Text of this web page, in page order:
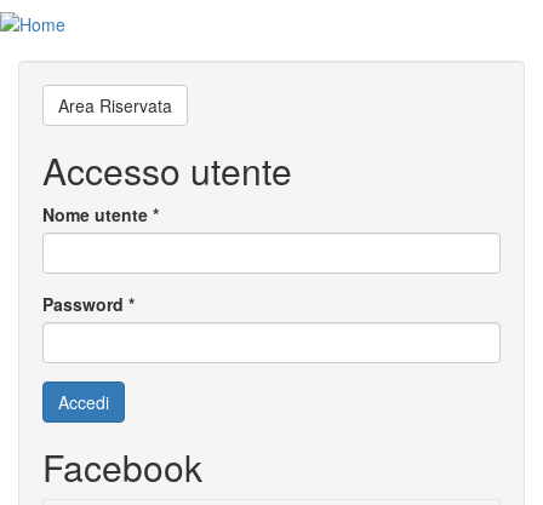
Salta
al
contenuto
principale
Area Riservata
Accesso utente
Nome utente *
Password *
Accedi
Facebook